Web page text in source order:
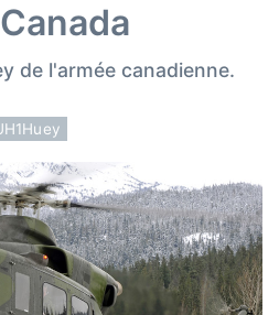
de l'armée canadienne.